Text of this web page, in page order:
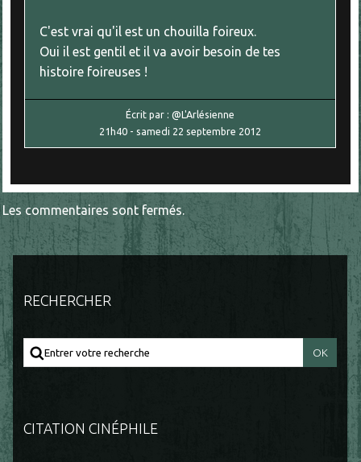
C'est vrai qu'il est un chouilla foireux.
Oui il est gentil et il va avoir besoin de tes
histoire foireuses !
Écrit par :@L'Arlésienne
21h40 - samedi 22 septembre 2012
Les commentaires sont fermés.
RECHERCHER
CITATION CINÉPHILE